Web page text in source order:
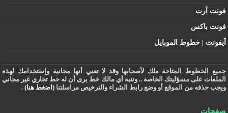
فونت آرت
فونت باكس
آيفونت | خطوط الموبايل
جميع الخطوط المتاحة ملك لأصحابها وقد لا تعني أنها مجانية وإستخدامك لهذه
الملفات على مسؤليتك الخاصة .. وننبه أي مالك خط يرى أن له خط تجاري غير مجاني
ويجب حذفه من الموقع أو وضع رابط الشراء والترخيص مراسلتنا(اضغط هنا) .
صفحات